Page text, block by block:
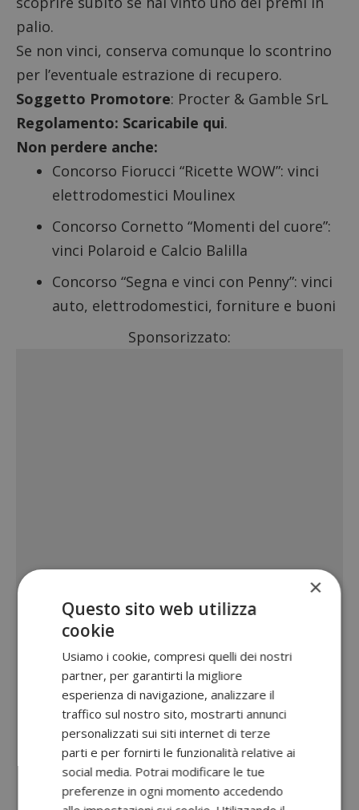
palio.
Se non vinci, conserva comunque lo scontrino
per l’eventuale estrazione di recupero.
Soggetto Promotore: Procter & Gamble SrL
Regolamento: Scaricabile qui.
Non perdere anche:
Concorso Fiorucci “Ricette WOW”: vinci
elettrodomestici Moulinex
Concorso Cornetto “Momenti del cuore”:
vinci Polaroid e Calcio Balilla
Concorso “Segna e vinci con Penny”: vinci
auto, elettrodomestici, forniture e buoni
Sponsorizzato:
×
Questo sito web utilizza
cookie
Usiamo i cookie, compresi quelli dei nostri
partner, per garantirti la migliore
esperienza di navigazione, analizzare il
traffico sul nostro sito, mostrarti annunci
personalizzati sui siti internet di terze
parti e per fornirti le funzionalità relative ai
social media. Potrai modificare le tue
preferenze in ogni momento accedendo